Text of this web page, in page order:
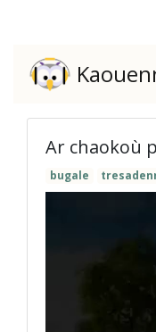
Ar chaokoù
bugale